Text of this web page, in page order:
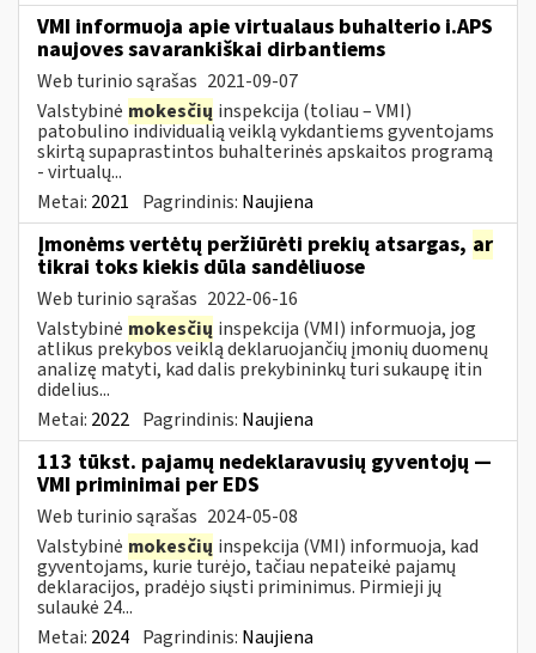
VMI informuoja apie virtualaus buhalterio i.APS
naujoves savarankiškai dirbantiems
Web turinio sąrašas 2021-09-07
Valstybinė mokesčių inspekcija (toliau – VMI)
patobulino individualią veiklą vykdantiems gyventojams
skirtą supaprastintos buhalterinės apskaitos programą
- virtualų...
Metai: 2021 Pagrindinis: Naujiena
Įmonėms vertėtų peržiūrėti prekių atsargas, ar
tikrai toks kiekis dūla sandėliuose
Web turinio sąrašas 2022-06-16
Valstybinė mokesčių inspekcija (VMI) informuoja, jog
atlikus prekybos veiklą deklaruojančių įmonių duomenų
analizę matyti, kad dalis prekybininkų turi sukaupę itin
didelius...
Metai: 2022 Pagrindinis: Naujiena
113 tūkst. pajamų nedeklaravusių gyventojų —
VMI priminimai per EDS
Web turinio sąrašas 2024-05-08
Valstybinė mokesčių inspekcija (VMI) informuoja, kad
gyventojams, kurie turėjo, tačiau nepateikė pajamų
deklaracijos, pradėjo siųsti priminimus. Pirmieji jų
sulaukė 24...
Metai: 2024 Pagrindinis: Naujiena